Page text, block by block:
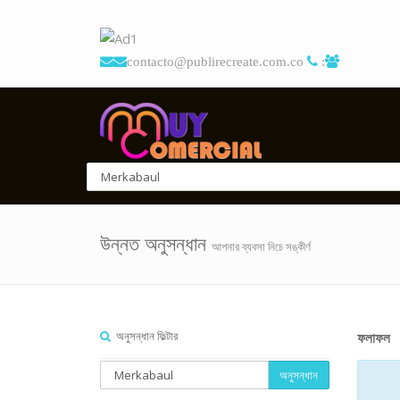
contacto@publirecreate.com.co :
উন্নত অনুসন্ধান আপনার ব্যবসা নিচে সঙ্কীর্ণ
অনুসন্ধান ফিল্টার
অনুসন্ধান
ফলাফল